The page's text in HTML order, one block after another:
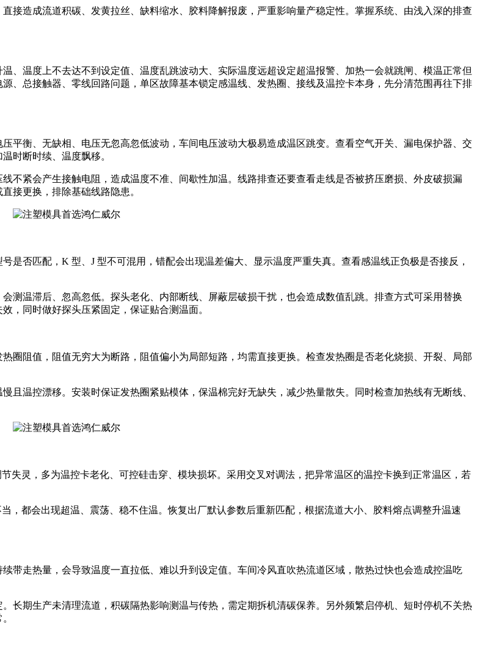
接造成流道积碳、发黄拉丝、缺料缩水、胶料降解报废，严重影响量产稳定性。掌握系统、由浅入深的排查
、温度上不去达不到设定值、温度乱跳波动大、实际温度远超设定超温报警、加热一会就跳闸、模温正常但
、总接触器、零线回路问题，单区故障基本锁定感温线、发热圈、接线及温控卡本身，先分清范围再往下排
平衡、无缺相、电压无忽高忽低波动，车间电压波动大极易造成温区跳变。查看空气开关、漏电保护器、交
时断时续、温度飘移。
不紧会产生接触电阻，造成温度不准、间歇性加温。线路排查还要查看走线是否被挤压磨损、外皮破损漏
接更换，排除基础线路隐患。
是否匹配，K 型、J 型不可混用，错配会出现温差偏大、显示温度严重失真。查看感温线正负极是否接反，
测温滞后、忽高忽低。探头老化、内部断线、屏蔽层破损干扰，也会造成数值乱跳。排查方式可采用替换
，同时做好探头压紧固定，保证贴合测温面。
圈阻值，阻值无穷大为断路，阻值偏小为局部短路，均需直接更换。检查发热圈是否老化烧损、开裂、局部
且温控漂移。安装时保证发热圈紧贴模体，保温棉完好无缺失，减少热量散失。同时检查加热线有无断线、
失灵，多为温控卡老化、可控硅击穿、模块损坏。采用交叉对调法，把异常温区的温控卡换到正常温区，若
，都会出现超温、震荡、稳不住温。恢复出厂默认参数后重新匹配，根据流道大小、胶料熔点调整升温速
带走热量，会导致温度一直拉低、难以升到设定值。车间冷风直吹热流道区域，散热过快也会造成控温吃
长期生产未清理流道，积碳隔热影响测温与传热，需定期拆机清碳保养。另外频繁启停机、短时停机不关热